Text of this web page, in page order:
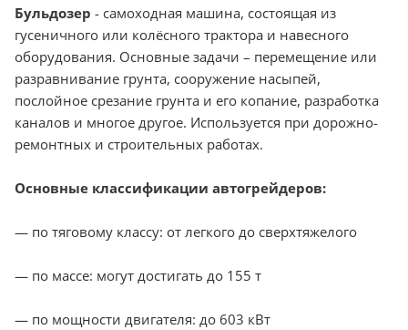
Бульдозер - самоходная машина, состоящая из
гусеничного или колёсного трактора и навесного
оборудования. Основные задачи – перемещение или
разравнивание грунта, сооружение насыпей,
послойное срезание грунта и его копание, разработка
каналов и многое другое. Используется при дорожно-
ремонтных и строительных работах.
Основные классификации автогрейдеров:
— по тяговому классу: от легкого до сверхтяжелого
— по массе: могут достигать до 155 т
— по мощности двигателя: до 603 кВт